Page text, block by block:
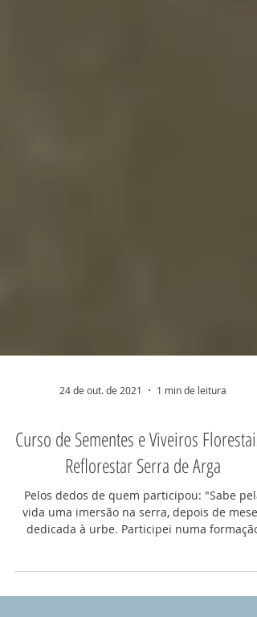
24 de out. de 2021 1 min de leitura
Curso de Sementes e Viveiros Florestais -
Reflorestar Serra de Arga
Pelos dedos de quem participou: "Sabe pela
dedicada à urbe. Participei numa formação